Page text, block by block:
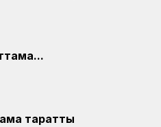
таратты